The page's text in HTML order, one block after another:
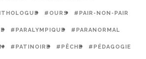
#OURS #PAIR-NON-PAIR
#PARALYMPIQUE #PARANORMAL
#PATINOIRE #PÊCHE #PÉDAGOGIE